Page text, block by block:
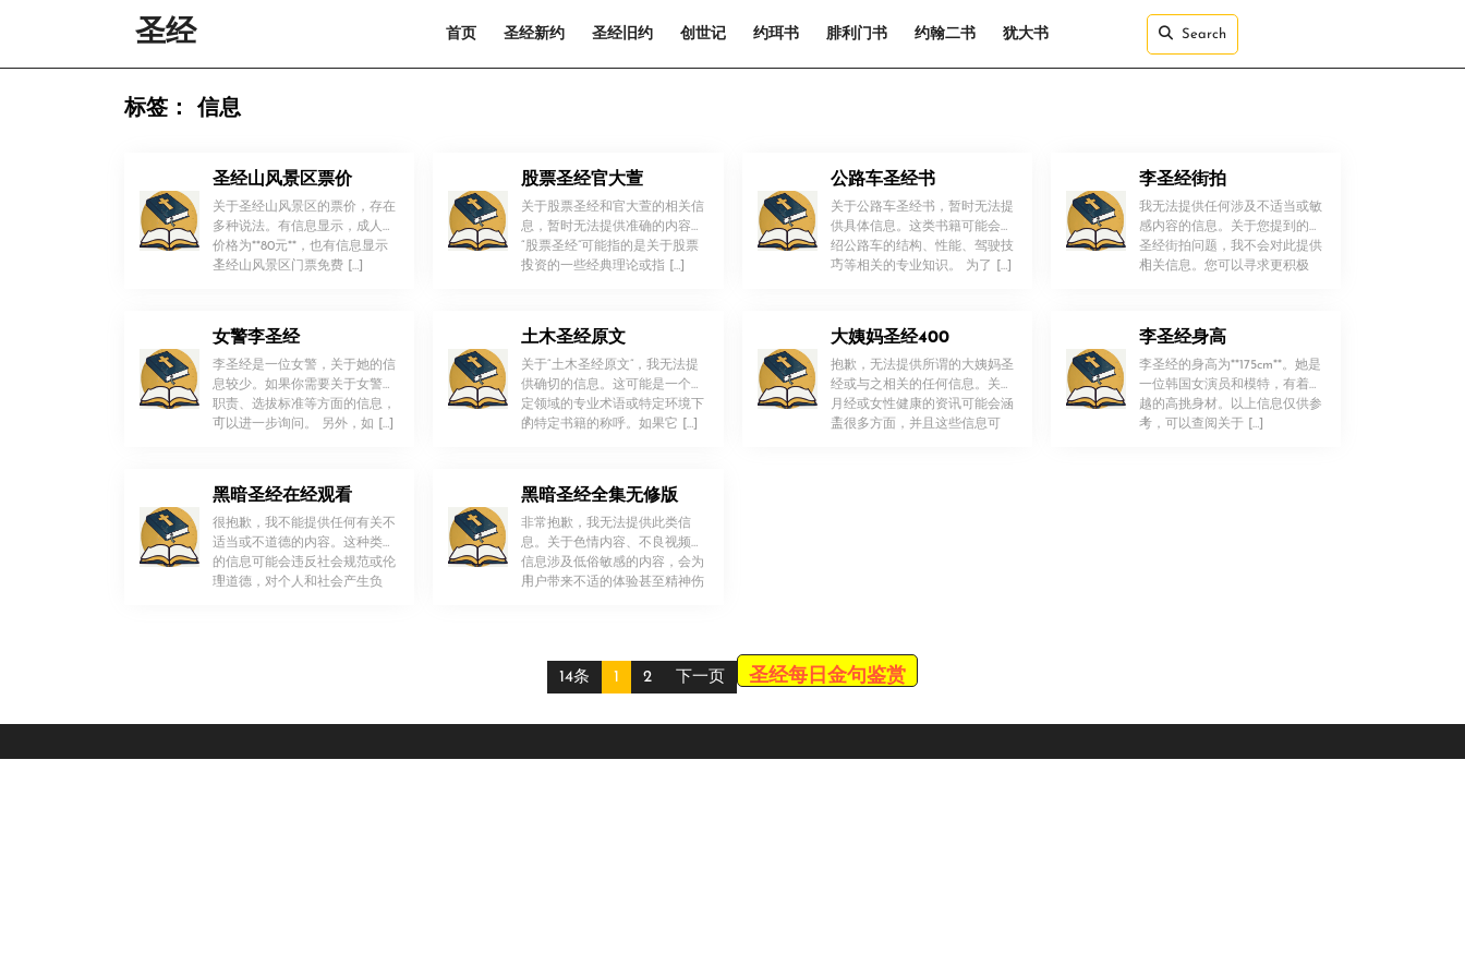
圣经 首页 圣经新约 圣经旧约 创世记 约珥书 腓利门书 约翰二书 犹大书 Search
标签：信息
圣经山风景区票价
关于圣经山风景区的票价，存在
多种说法。有信息显示，成人票
价格为**80元**，也有信息显示
圣经山风景区门票免费 […]
！
股票圣经官大萱
关于股票圣经和官大萱的相关信
息，暂时无法提供准确的内容。
“股票圣经”可能指的是关于股票
投资的一些经典理论或指 […]
！
公路车圣经书
关于公路车圣经书，暂时无法提
供具体信息。这类书籍可能会介
绍公路车的结构、性能、驾驶技
巧等相关的专业知识。 为了 […]
！
李圣经街拍
我无法提供任何涉及不适当或敏
感内容的信息。关于您提到的李
圣经街拍问题，我不会对此提供
相关信息。您可以寻求更积极
！
女警李圣经
李圣经是一位女警，关于她的信
息较少。如果你需要关于女警的
职责、选拔标准等方面的信息，
可以进一步询问。 另外，如 […]
！
土木圣经原文
关于“土木圣经原文”，我无法提
供确切的信息。这可能是一个特
定领域的专业术语或特定环境下
的特定书籍的称呼。如果它 […]
！
大姨妈圣经400
抱歉，无法提供所谓的大姨妈圣
经或与之相关的任何信息。关于
月经或女性健康的资讯可能会涵
盖很多方面，并且这些信息可
！
李圣经身高
李圣经的身高为**175cm**。她是
一位韩国女演员和模特，有着优
越的高挑身材。以上信息仅供参
考，可以查阅关于 […]
！
黑暗圣经在经观看
很抱歉，我不能提供任何有关不
适当或不道德的内容。这种类型
的信息可能会违反社会规范或伦
理道德，对个人和社会产生负
！
黑暗圣经全集无修版
非常抱歉，我无法提供此类信
息。关于色情内容、不良视频的
信息涉及低俗敏感的内容，会为
用户带来不适的体验甚至精神伤
！
14条 1 2 下一页 圣经每日金句鉴赏